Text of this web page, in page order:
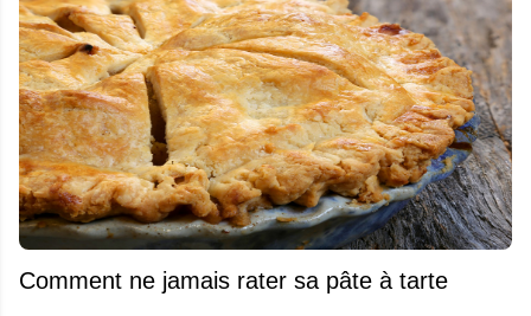
Comment ne jamais rater sa pâte à tarte